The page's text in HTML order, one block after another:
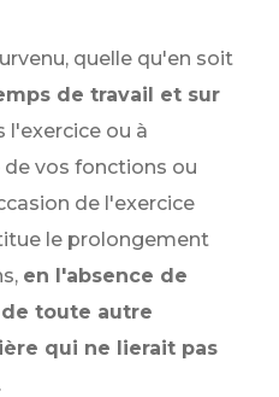
quelle qu'en soit
de travail et sur
l'exercice ou à
vos fonctions ou
de l'exercice
le prolongement
en l'absence de
toute autre
qui ne lierait pas
.